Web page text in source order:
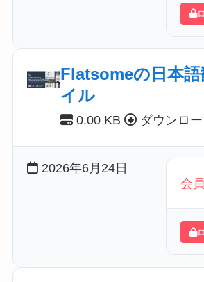
Flatsomeの日本語
イル
0.00 KB ダウンロ
2026年6月24日
会